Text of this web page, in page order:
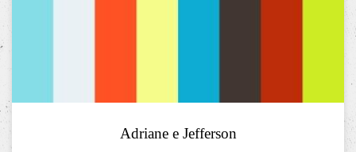
Adriane e Jefferson